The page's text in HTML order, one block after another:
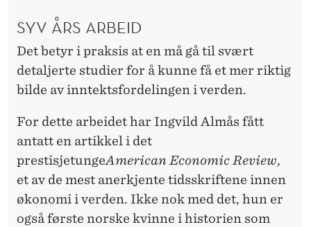
SYV ÅRS ARBEID
Det betyr i praksis at en må gå til svært
detaljerte studier for å kunne få et mer riktig
bilde av inntektsfordelingen i verden.
For dette arbeidet har Ingvild Almås fått
antatt en artikkel i det
prestisjetungeAmerican Economic Review,
et av de mest anerkjente tidsskriftene innen
økonomi i verden. Ikke nok med det, hun er
også første norske kvinne i historien som